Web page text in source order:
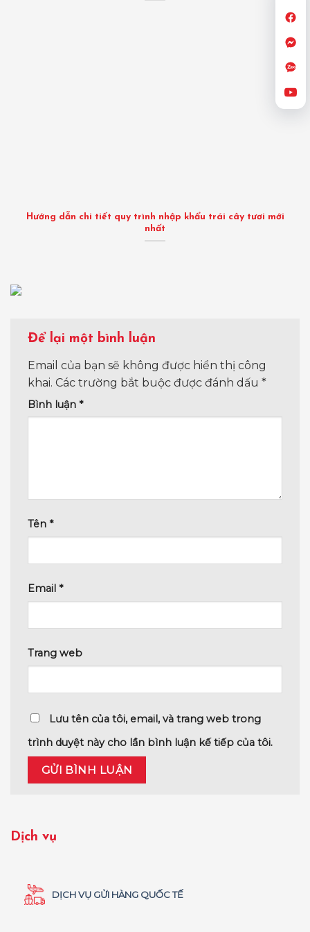
Hướng dẫn chi tiết quy trình nhập khẩu trái cây tươi mới
nhất
Để lại một bình luận
Email của bạn sẽ không được hiển thị công
khai. Các trường bắt buộc được đánh dấu *
Bình luận *
Tên *
Email *
Trang web
Lưu tên của tôi, email, và trang web trong
trình duyệt này cho lần bình luận kế tiếp của tôi.
Dịch vụ
DỊCH VỤ GỬI HÀNG QUỐC TẾ